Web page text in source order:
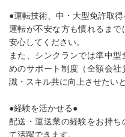
●運転技術、中・大型免許取
運転が不安な方も慣れるま
安心してください。
また、シンクランでは準中
めのサポート制度（全額会
識・スキル共に向上させたい
●経験を活かせる●
配送・運送業の経験をお持
て活躍できます。